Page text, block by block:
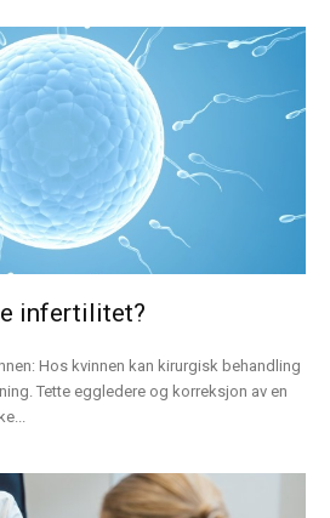
infertilitet?
Hos kvinnen kan kirurgisk behandling
Tette eggledere og korreksjon av en